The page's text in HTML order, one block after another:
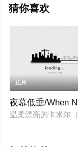
了解。
猜你喜欢
正片
夜幕低垂/When
温柔漂亮的卡米尔